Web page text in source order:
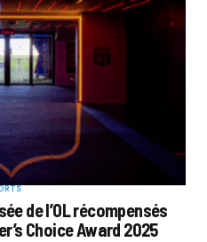
de l’OL récompensés
Choice Award 2025